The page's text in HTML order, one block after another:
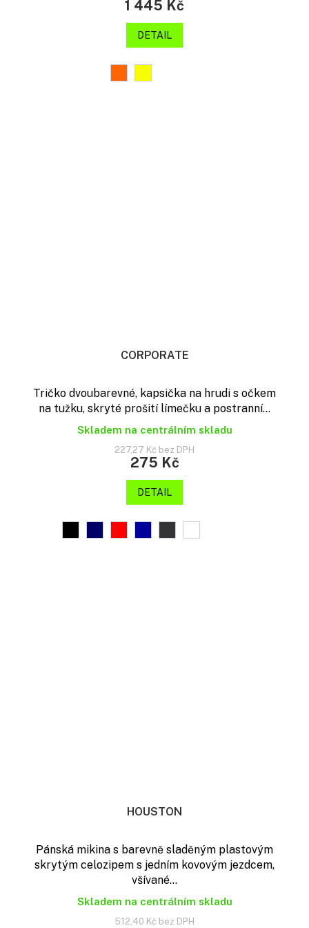
1 445 Kč
DETAIL
CORPORATE
Tričko dvoubarevné, kapsička na hrudi s očkem
na tužku, skryté prošití límečku a postranní...
Skladem na centrálním skladu
227,27 Kč bez DPH
275 Kč
DETAIL
HOUSTON
Pánská mikina s barevně sladěným plastovým
skrytým celozipem s jedním kovovým jezdcem,
všívané...
Skladem na centrálním skladu
512,40 Kč bez DPH